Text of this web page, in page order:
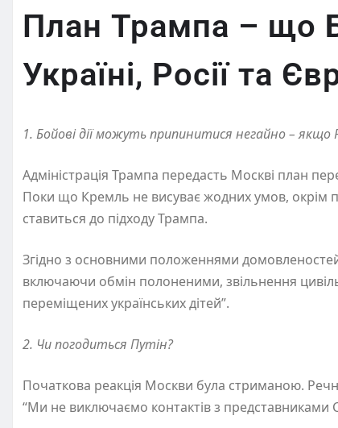
План Трампа – що
Україні, Росії та
1. Бойові дії можуть припинитися негайно – якщо
Адміністрація Трампа передасть Москві план
Поки що Кремль не висуває жодних умов, окрім
ставиться до підходу Трампа.
Згідно з основними положеннями
включаючи обмін полоненими, звільнення
переміщених українських дітей”.
2. Чи погодиться Путін?
Початкова реакція Москви була стриманою.
“Ми не виключаємо контактів з представниками